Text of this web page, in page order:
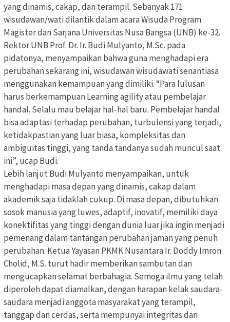
yang dinamis, cakap, dan terampil. Sebanyak 171
wisudawan/wati dilantik dalam acara Wisuda Program
Magister dan Sarjana Universitas Nusa Bangsa (UNB) ke-32.
Rektor UNB Prof. Dr. Ir. Budi Mulyanto, M.Sc. pada
pidatonya, menyampaikan bahwa guna menghadapi era
perubahan sekarang ini, wisudawan wisudawati senantiasa
menggunakan kemampuan yang dimiliki. “Para lulusan
harus berkemampuan Learning agility atau pembelajar
handal. Selalu mau belajar hal-hal baru. Pembelajar handal
bisa adaptasi terhadap perubahan, turbulensi yang terjadi,
ketidakpastian yang luar biasa, kompleksitas dan
ambiguitas tinggi, yang tanda tandanya sudah muncul saat
ini”, ucap Budi.
Lebih lanjut Budi Mulyanto menyampaikan, untuk
menghadapi masa depan yang dinamis, cakap dalam
akademik saja tidaklah cukup. Di masa depan, dibutuhkan
sosok manusia yang luwes, adaptif, inovatif, memiliki daya
konektifitas yang tinggi dengan dunia luar jika ingin menjadi
pemenang dalam tantangan perubahan jaman yang penuh
perubahan. Ketua Yayasan PKMK Nusantara Ir. Doddy Imron
Cholid, M.S. turut hadir memberikan sambutan dan
mengucapkan selamat berbahagia. Semoga ilmu yang telah
diperoleh dapat diamalkan, dengan harapan kelak saudara-
saudara menjadi anggota masyarakat yang terampil,
tanggap dan cerdas, serta mempunyai integritas dan